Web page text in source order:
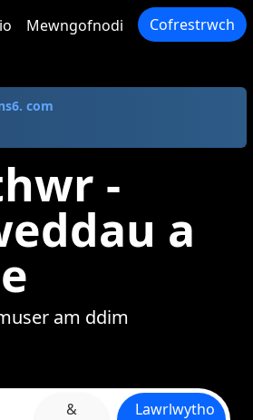
Mewngofnodi Cofrestrwch
com
-
a
am ddim
&
Lawrlwytho